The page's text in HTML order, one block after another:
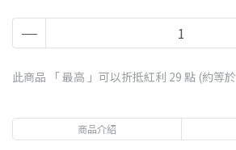
此商品 「 最高 」可以折抵紅利 29 點 (約等於
商品介紹